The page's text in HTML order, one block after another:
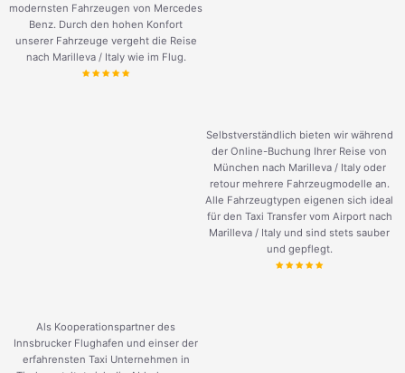
modernsten Fahrzeugen von Mercedes
Benz. Durch den hohen Konfort
unserer Fahrzeuge vergeht die Reise
nach Marilleva / Italy wie im Flug.
Selbstverständlich bieten wir während
der Online-Buchung Ihrer Reise von
München nach Marilleva / Italy oder
retour mehrere Fahrzeugmodelle an.
Alle Fahrzeugtypen eigenen sich ideal
für den Taxi Transfer vom Airport nach
Marilleva / Italy und sind stets sauber
und gepflegt.
Als Kooperationspartner des
Innsbrucker Flughafen und einser der
erfahrensten Taxi Unternehmen in